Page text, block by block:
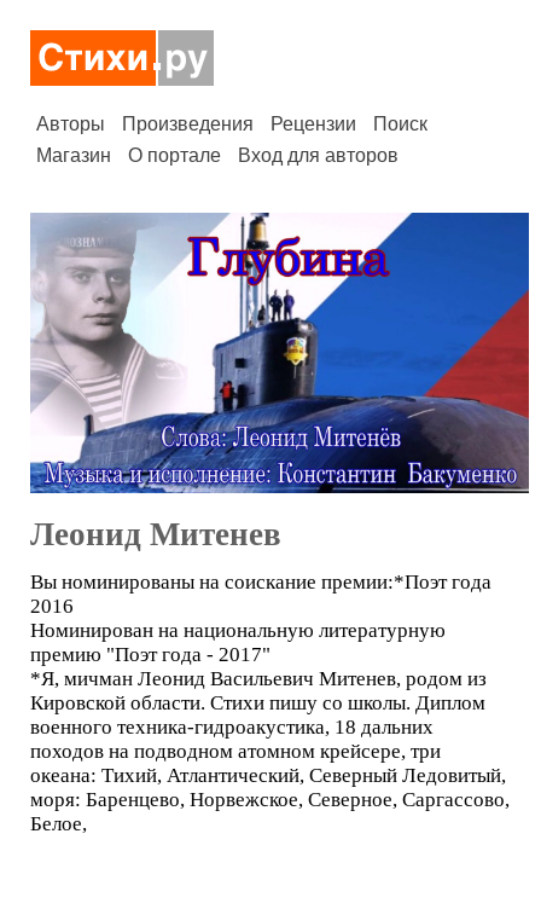
Авторы Произведения Рецензии
Поиск
Магазин
О портале Вход для авторов
Леонид Митенев
Вы номинированы на соискание премии:*Поэт года
2016
Номинирован на национальную литературную
премию "Поэт года - 2017"
*Я, мичман Леонид Васильевич Митенев, родом из
Кировской области. Стихи пишу со школы. Диплом
военного техника-гидроакустика, 18 дальних
походов на подводном атомном крейсере, три
океана: Тихий, Атлантический, Северный Ледовитый,
моря: Баренцево, Норвежское, Северное, Саргассово,
Белое,